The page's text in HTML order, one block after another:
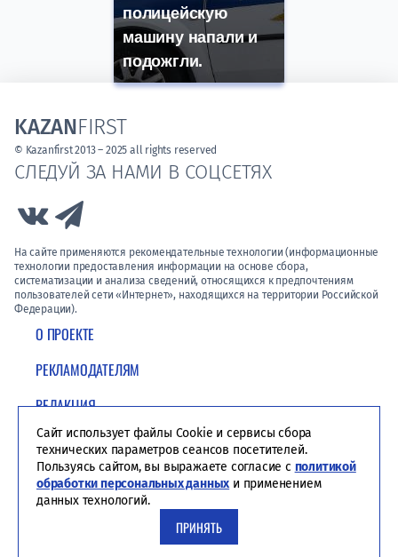
полицейскую
машину напали и
подожгли.
О ПРОЕКТЕ
РЕКЛАМОДАТЕЛЯМ
РЕДАКЦИЯ
ПОЛИТИКА КОНФИДЕНЦИАЛЬНОСТИ
СЛЕДУЙ ЗА НАМИ В СОЦСЕТЯХ
Link to Vk
На сайте применяются рекомендательные технологии (информационные
технологии предоставления информации на основе сбора,
систематизации и анализа сведений, относящихся к предпочтениям
пользователей сети «Интернет», находящихся на территории Российской
Федерации).
KAZANFIRST
© Kazanfirst 2013 – 2025 all rights reserved
Сайт использует файлы Cookie и сервисы сбора
технических параметров сеансов посетителей.
Пользуясь сайтом, вы выражаете согласие с политикой
обработки персональных данных и применением
данных технологий.
ПРИНЯТЬ